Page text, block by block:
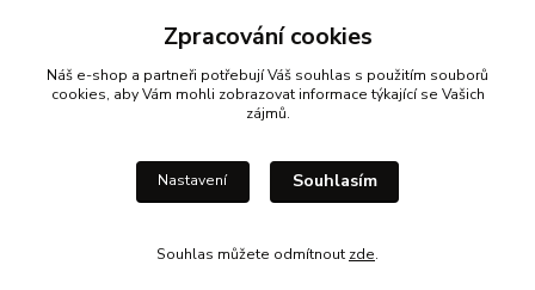
Zpracování cookies
Náš e-shop a partneři potřebují Váš souhlas s použitím souborů
cookies, aby Vám mohli zobrazovat informace týkající se Vašich
zájmů.
Nastavení Souhlasím
Souhlas můžete odmítnout zde.